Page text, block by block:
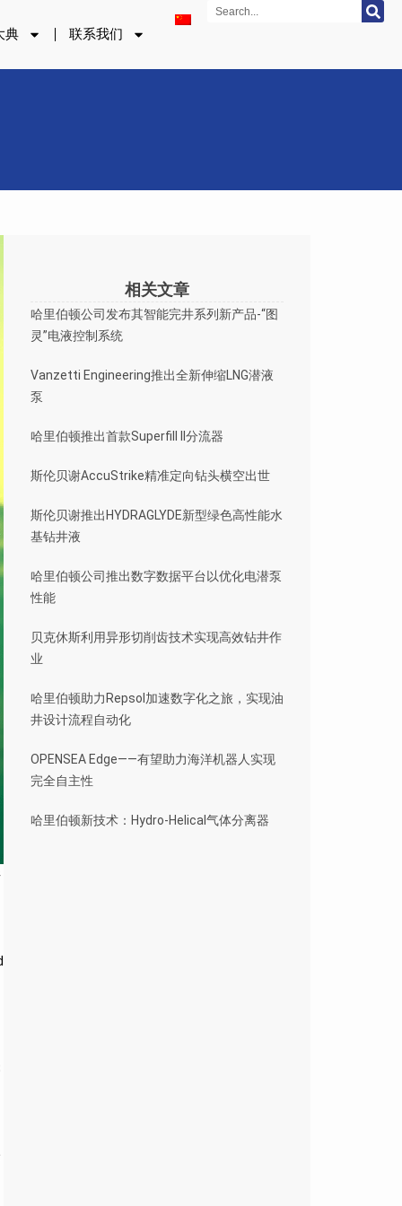
典 联系我们
Search
相关文章
哈里伯顿公司发布其智能完井系列新产品-“图
灵”电液控制系统
Vanzetti Engineering推出全新伸缩LNG潜液
泵
哈里伯顿推出首款Superfill II分流器
斯伦贝谢AccuStrike精准定向钻头横空出世
斯伦贝谢推出HYDRAGLYDE新型绿色高性能水
基钻井液
哈里伯顿公司推出数字数据平台以优化电潜泵
性能
贝克休斯利用异形切削齿技术实现高效钻井作
业
哈里伯顿助力Repsol加速数字化之旅，实现油
井设计流程自动化
OPENSEA Edge——有望助力海洋机器人实现
完全自主性
哈里伯顿新技术：Hydro-Helical气体分离器